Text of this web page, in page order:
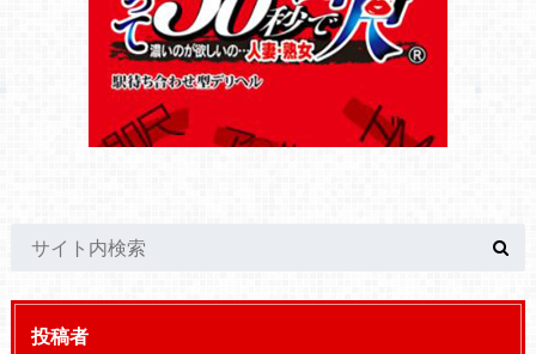
投稿者